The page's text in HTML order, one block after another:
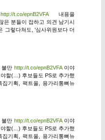
http://t.co/epnB2VFA내용을
은 분들이 접하고 의견 남기시
그렇다쳐도, '심사위원보다 더
불만http://t.co/epnB2VFA이야
할(…) 후보들도 PS로 추가했
기획, 팩트올, 용가리통뼈뉴
불만http://t.co/epnB2VFA이야
할(…) 후보들도 PS로 추가했
기획, 팩트올, 용가리통뼈뉴